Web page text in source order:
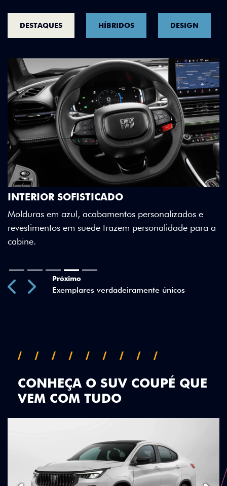
DESTAQUES HÍBRIDOS DESIGN
INTERIOR SOFISTICADO
Molduras em azul, acabamentos personalizados e
revestimentos em suede trazem personalidade para a
cabine.
Previous
Next
Próximo
Exemplares verdadeiramente únicos
CONHEÇA O SUV COUPÉ QUE
VEM COM TUDO